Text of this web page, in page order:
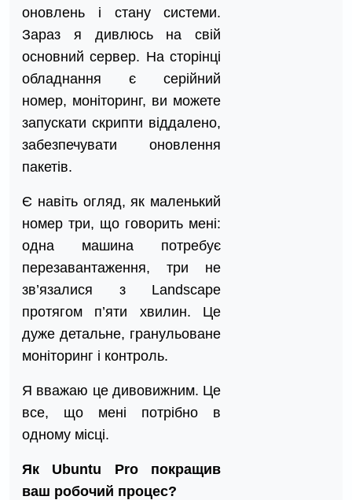
оновлень і стану системи.
Зараз я дивлюсь на свій
основний сервер. На сторінці
обладнання є серійний
номер, моніторинг, ви можете
запускати скрипти віддалено,
забезпечувати оновлення
пакетів.
Є навіть огляд, як маленький
номер три, що говорить мені:
одна машина потребує
перезавантаження, три не
зв’язалися з Landscape
протягом п’яти хвилин. Це
дуже детальне, гранульоване
моніторинг і контроль.
Я вважаю це дивовижним. Це
все, що мені потрібно в
одному місці.
Як Ubuntu Pro покращив
ваш робочий процес?